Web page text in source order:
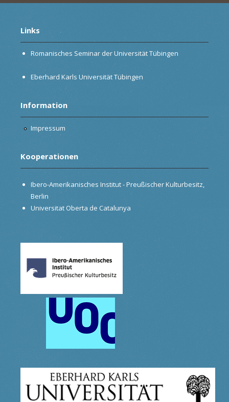
Links
Romanisches Seminar der Universität Tübingen
Eberhard Karls Universität Tübingen
Information
Impressum
Kooperationen
Ibero-Amerikanisches Institut - Preußischer Kulturbesitz,
Berlin
Universitat Oberta de Catalunya